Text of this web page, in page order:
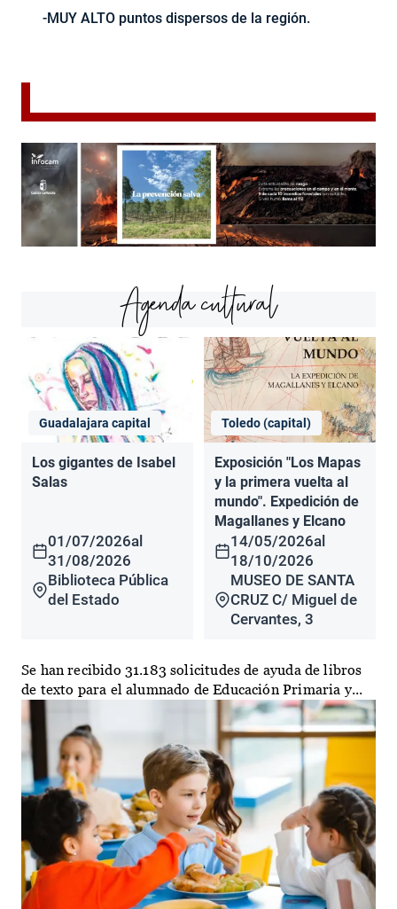
-MUY ALTO puntos dispersos de la región.
Agenda cultural
Guadalajara capital
Los gigantes de Isabel
Salas
01/07/2026al
31/08/2026
Biblioteca Pública
del Estado
Toledo (capital)
Exposición "Los Mapas
y la primera vuelta al
mundo". Expedición de
Magallanes y Elcano
14/05/2026al
18/10/2026
MUSEO DE SANTA
CRUZ C/ Miguel de
Cervantes, 3
Se han recibido 31.183 solicitudes de ayuda de libros
de texto para el alumnado de Educación Primaria y...